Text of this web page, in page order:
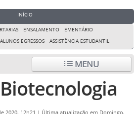
INÍCIO
ENSALAMENTO
EMENTÁRIO
ALUNOS EGRESSOS ASSISTÊNCIA ESTUDANTIL
MENU
2020, 12h21 | Última atualização em Domingo,